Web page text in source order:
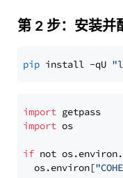
第 2 步：安装
pip install -qU
import
import os
if not
  os.environ[